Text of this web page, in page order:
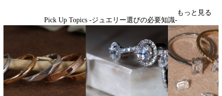
Pick Up Topics -ジュエリー選びの必要知識-
もっと見る